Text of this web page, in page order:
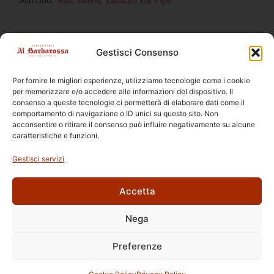
Gestisci Consenso
Per fornire le migliori esperienze, utilizziamo tecnologie come i cookie
per memorizzare e/o accedere alle informazioni del dispositivo. Il
consenso a queste tecnologie ci permetterà di elaborare dati come il
comportamento di navigazione o ID unici su questo sito. Non
acconsentire o ritirare il consenso può influire negativamente su alcune
caratteristiche e funzioni.
Gestisci servizi
Accetta
Nega
Preferenze
la vendita online è vietata ai sensi della legge 19 DL 6/2016
C.so E. Archinti, 1 - 26900 Lodi
P.Iva 09159210963
© 2026 | Tabaccheria Al Barbarossa